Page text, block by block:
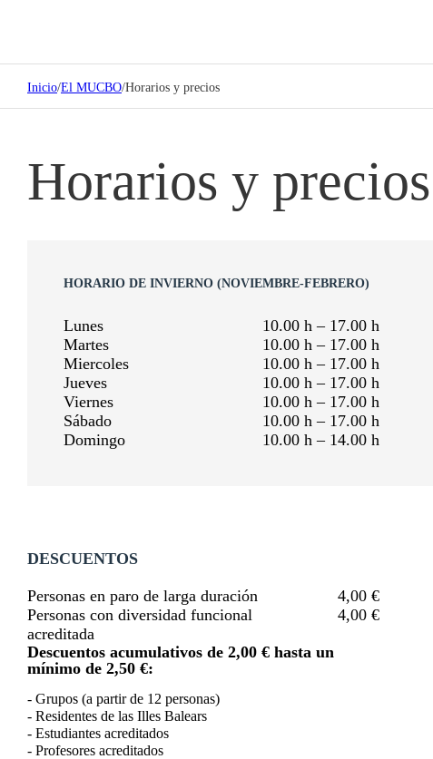
Inicio/El MUCBO/Horarios y precios
Horarios y precios
HORARIO DE INVIERNO (NOVIEMBRE-FEBRERO)
Lunes
10.00 h – 17.00 h
Martes
10.00 h – 17.00 h
Miercoles
10.00 h – 17.00 h
Jueves
10.00 h – 17.00 h
Viernes
10.00 h – 17.00 h
Sábado
10.00 h – 17.00 h
Domingo
10.00 h – 14.00 h
DESCUENTOS
Personas en paro de larga duración
4,00 €
Personas con diversidad funcional
acreditada
4,00 €
Descuentos acumulativos de 2,00 € hasta un
mínimo de 2,50 €:
- Grupos (a partir de 12 personas)
- Residentes de las Illes Balears
- Estudiantes acreditados
- Profesores acreditados